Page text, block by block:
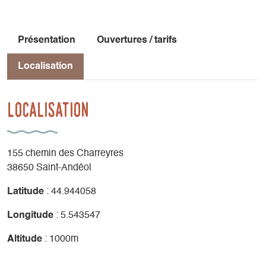
Présentation Ouvertures / tarifs
Localisation
Localisation
155 chemin des Charreyres
38650 Saint-Andéol
Latitude : 44.944058
Longitude : 5.543547
Altitude : 1000m